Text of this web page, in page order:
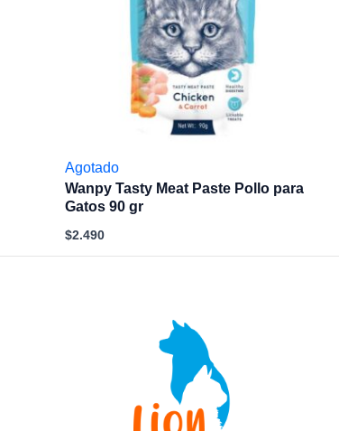
Agotado
Wanpy Tasty Meat Paste Pollo para
Gatos 90 gr
$2.490